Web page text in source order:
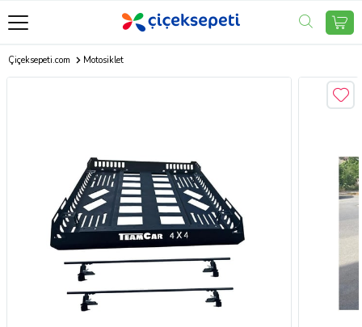
Çiçeksepeti.com Motosiklet